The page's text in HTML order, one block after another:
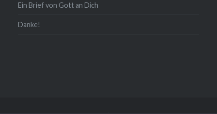
Ein Brief von Gott an Dich
Danke!